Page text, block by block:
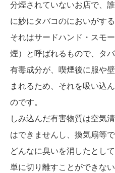
分煙されていないお店で、
に妙にタバコのにおいがす
それはサードハンド・スモ
煙）と呼ばれるもので、タ
有毒成分が、喫煙後に服や
まれるため、それを吸い込
のです。
しみ込んだ有害物質は空気
はできませんし、換気扇等
どんなに臭いを消したとし
単に切り離すことができない